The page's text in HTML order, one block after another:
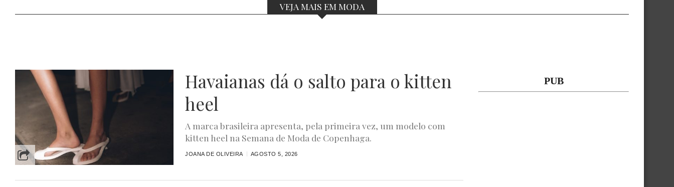
VEJA MAIS EM MODA
Havaianas dá o salto para o kitten
heel
A marca brasileira apresenta, pela primeira vez, um modelo com
kitten heel na Semana de Moda de Copenhaga.
JOANA DE OLIVEIRA AGOSTO 5, 2026
PUB